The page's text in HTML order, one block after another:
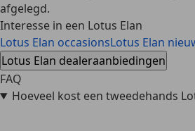
afgelegd.
Interesse in een Lotus Elan
Lotus Elan occasionsLotus Elan
Lotus Elan dealeraanbiedingen
FAQ
Hoeveel kost een tweedehands